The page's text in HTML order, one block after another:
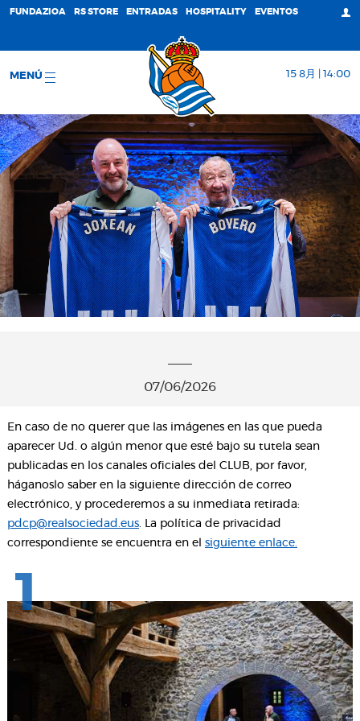
FUNDAZIOA RS STORE ENTRADAS HOSPITALITY EVENTOS
MENÚ 15 8月 | 14:00
07/06/2026
En caso de no querer que las imágenes en las que pueda
aparecer Ud. o algún menor que esté bajo su tutela sean
publicadas en los canales oficiales del CLUB, por favor,
háganoslo saber en la siguiente dirección de correo
electrónico, y procederemos a su inmediata retirada:
pdcp@realsociedad.eus. La política de privacidad
correspondiente se encuentra en el siguiente enlace.
1